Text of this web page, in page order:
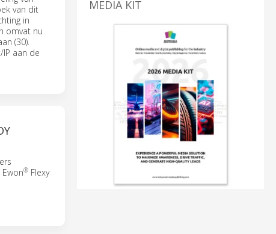
van dit
in
omvat nu
(30).
aan de
®Flexy
MEDIA KIT